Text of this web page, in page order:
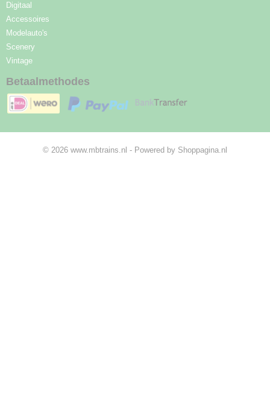
Digitaal
Accessoires
Modelauto's
Scenery
Vintage
Betaalmethodes
© 2026 www.mbtrains.nl - Powered by Shoppagina.nl